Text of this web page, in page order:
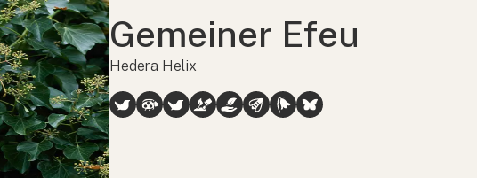
Gemeiner Efeu
Hedera Helix